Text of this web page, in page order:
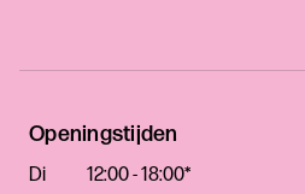
Openingstijden
Di
12:00 - 18:00*